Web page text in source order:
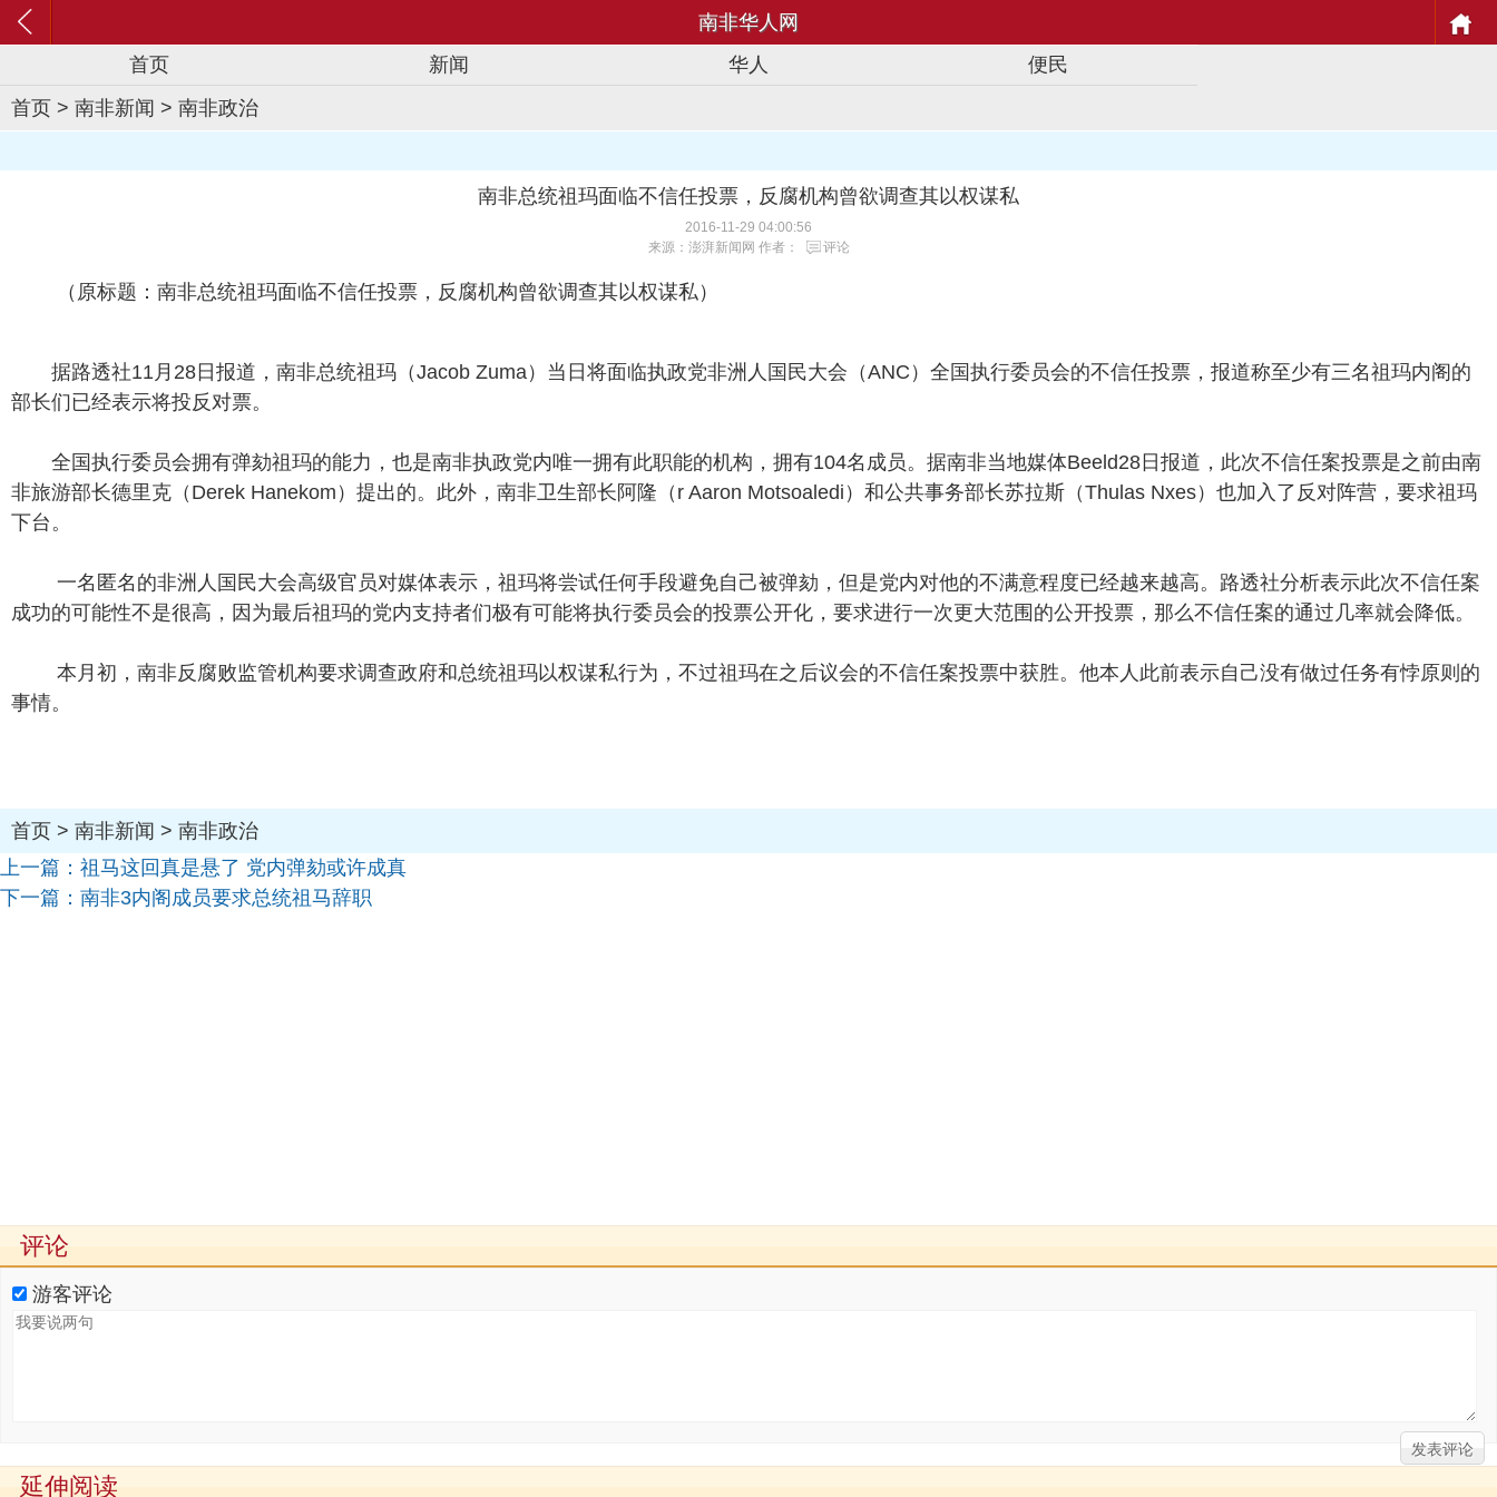
南非华人网
首页
新闻 华人
便民
首页 > 南非新闻 > 南非政治
南非总统祖玛面临不信任投票，反腐机构曾欲调查其以权谋私
2016-11-29 04:00:56
来源：澎湃新闻网 作者：
评论
（原标题：南非总统祖玛面临不信任投票，反腐机构曾欲调查其以权谋私）
据路透社11月28日报道，南非总统祖玛（Jacob Zuma）当日将面临执政党非洲人国民大会（ANC）全国执行委员会的不信任投票，报道称至少有三名祖玛内阁的
部长们已经表示将投反对票。
全国执行委员会拥有弹劾祖玛的能力，也是南非执政党内唯一拥有此职能的机构，拥有104名成员。据南非当地媒体Beeld28日报道，此次不信任案投票是之前由南
非旅游部长德里克（Derek Hanekom）提出的。此外，南非卫生部长阿隆（r Aaron Motsoaledi）和公共事务部长苏拉斯（Thulas Nxes）也加入了反对阵营，要求祖玛
下台。
一名匿名的非洲人国民大会高级官员对媒体表示，祖玛将尝试任何手段避免自己被弹劾，但是党内对他的不满意程度已经越来越高。路透社分析表示此次不信任案
成功的可能性不是很高，因为最后祖玛的党内支持者们极有可能将执行委员会的投票公开化，要求进行一次更大范围的公开投票，那么不信任案的通过几率就会降低。
本月初，南非反腐败监管机构要求调查政府和总统祖玛以权谋私行为，不过祖玛在之后议会的不信任案投票中获胜。他本人此前表示自己没有做过任务有悖原则的
事情。
首页 > 南非新闻 > 南非政治
上一篇： 祖马这回真是悬了 党内弹劾或许成真
下一篇： 南非3内阁成员要求总统祖马辞职
评论
游客评论
延伸阅读